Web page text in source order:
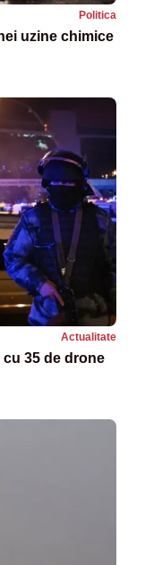
Politica
uzine chimice
Actualitate
35 de drone